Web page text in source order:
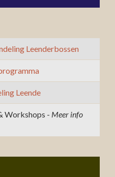
Leenderbossen
Leende
Workshops - Meer info